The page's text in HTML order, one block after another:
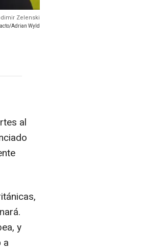
Zelenski
Adrian Wyld
al
y
a